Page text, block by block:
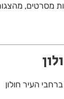
מסרטים,
העיר חולון